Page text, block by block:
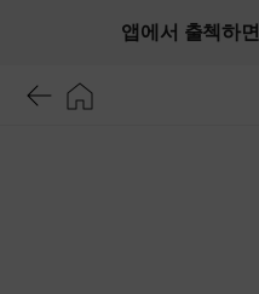
앱에서 출첵하면